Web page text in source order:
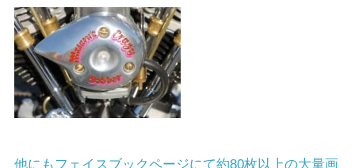
他にもフェイスブックページにて約80枚以上の大量画